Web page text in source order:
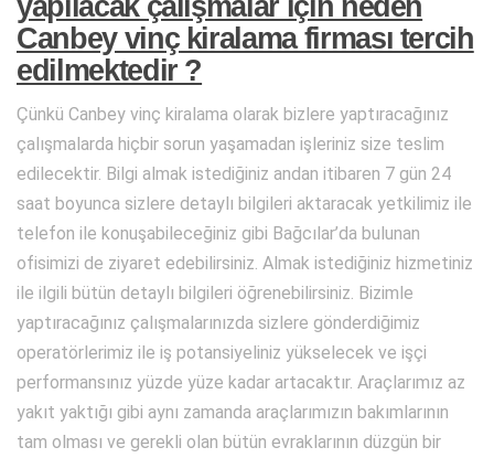
Canbey vinç kiralama firması tercih
edilmektedir ?
Çünkü Canbey vinç kiralama olarak bizlere yaptıracağınız
çalışmalarda hiçbir sorun yaşamadan işleriniz size teslim
edilecektir. Bilgi almak istediğiniz andan itibaren 7 gün 24
saat boyunca sizlere detaylı bilgileri aktaracak yetkilimiz ile
telefon ile konuşabileceğiniz gibi Bağcılar’da bulunan
ofisimizi de ziyaret edebilirsiniz. Almak istediğiniz hizmetiniz
ile ilgili bütün detaylı bilgileri öğrenebilirsiniz. Bizimle
yaptıracağınız çalışmalarınızda sizlere gönderdiğimiz
operatörlerimiz ile iş potansiyeliniz yükselecek ve işçi
performansınız yüzde yüze kadar artacaktır. Araçlarımız az
yakıt yaktığı gibi aynı zamanda araçlarımızın bakımlarının
tam olması ve gerekli olan bütün evraklarının düzgün bir